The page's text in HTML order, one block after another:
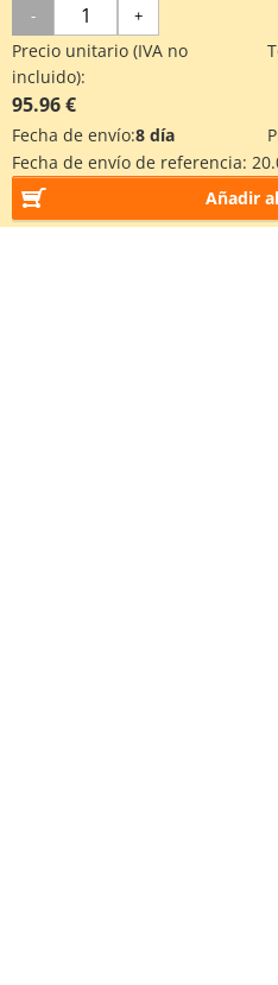
- +
Precio unitario (IVA no
incluido):
95.96 €
Fecha de envío:8 día
Fecha de envío de referencia:
Añadir